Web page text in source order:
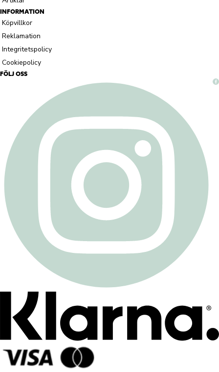
INFORMATION
Köpvillkor
Reklamation
Integritetspolicy
Cookiepolicy
FÖLJ OSS